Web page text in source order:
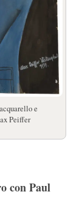
e
Peiffer
con Paul